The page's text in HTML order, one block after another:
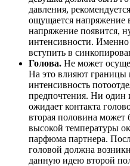
давления,
ощущается напряжение
напряжение появится,
интенсивности.
вступить в
Голова. Не может
На это влияют
интенсивность
предпочтения. Ни один
ожидает контакта
вторая половина может
высокой температуры
парфюма партнера.
головой должна
данную идею второй